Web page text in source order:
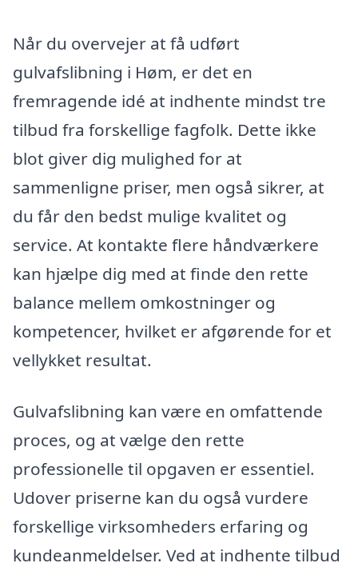
Når du overvejer at få udført
gulvafslibning i Høm, er det en
fremragende idé at indhente mindst tre
tilbud fra forskellige fagfolk. Dette ikke
blot giver dig mulighed for at
sammenligne priser, men også sikrer, at
du får den bedst mulige kvalitet og
service. At kontakte flere håndværkere
kan hjælpe dig med at finde den rette
balance mellem omkostninger og
kompetencer, hvilket er afgørende for et
vellykket resultat.
Gulvafslibning kan være en omfattende
proces, og at vælge den rette
professionelle til opgaven er essentiel.
Udover priserne kan du også vurdere
forskellige virksomheders erfaring og
kundeanmeldelser. Ved at indhente tilbud